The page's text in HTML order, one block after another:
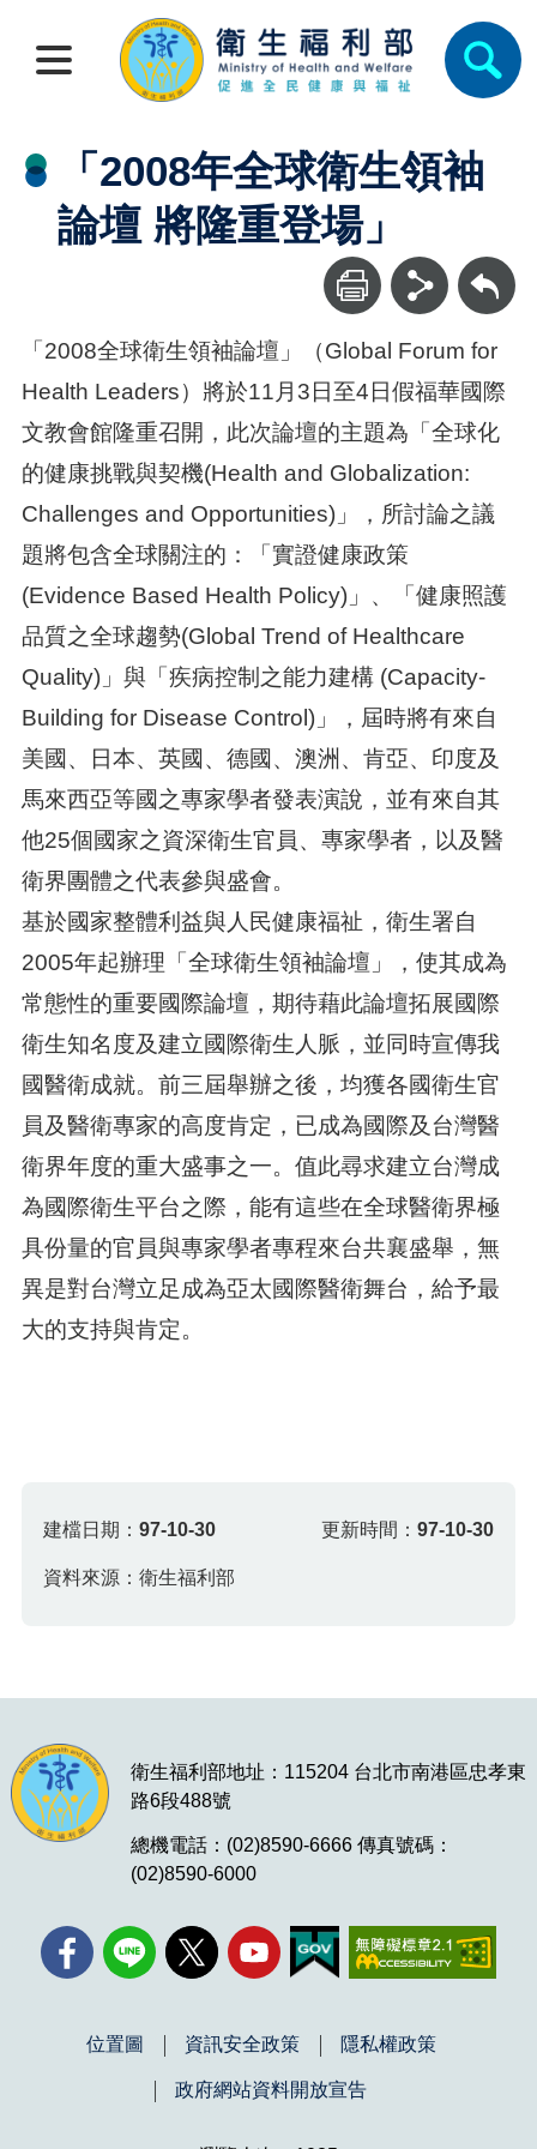
「2008年全球衛生領袖
論壇 將隆重登場」
回上一頁
「2008全球衛生領袖論壇」（Global Forum for
Health Leaders）將於11月3日至4日假福華國際
文教會館隆重召開，此次論壇的主題為「全球化
的健康挑戰與契機(Health and Globalization:
Challenges and Opportunities)」，所討論之議
題將包含全球關注的：「實證健康政策
(Evidence Based Health Policy)」、「健康照護
品質之全球趨勢(Global Trend of Healthcare
Quality)」與「疾病控制之能力建構 (Capacity-
Building for Disease Control)」，屆時將有來自
美國、日本、英國、德國、澳洲、肯亞、印度及
馬來西亞等國之專家學者發表演說，並有來自其
他25個國家之資深衛生官員、專家學者，以及醫
衛界團體之代表參與盛會。
基於國家整體利益與人民健康福祉，衛生署自
2005年起辦理「全球衛生領袖論壇」，使其成為
常態性的重要國際論壇，期待藉此論壇拓展國際
衛生知名度及建立國際衛生人脈，並同時宣傳我
國醫衛成就。前三屆舉辦之後，均獲各國衛生官
員及醫衛專家的高度肯定，已成為國際及台灣醫
衛界年度的重大盛事之一。值此尋求建立台灣成
為國際衛生平台之際，能有這些在全球醫衛界極
具份量的官員與專家學者專程來台共襄盛舉，無
異是對台灣立足成為亞太國際醫衛舞台，給予最
大的支持與肯定。
建檔日期：97-10-30 更新時間： 97-10-30
資料來源：衛生福利部
衛生福利部地址：115204 台北市南港區忠孝東
路6段488號
總機電話：(02)8590-6666 傳真號碼：
(02)8590-6000
位置圖 資訊安全政策 隱私權政策
政府網站資料開放宣告